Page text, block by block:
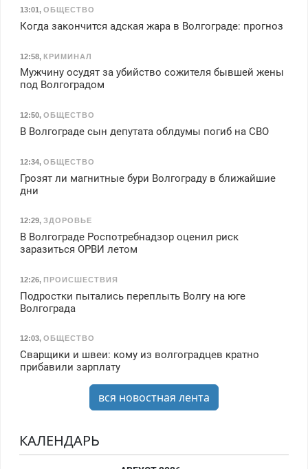
13:01, ОБЩЕСТВО
Когда закончится адская жара в Волгограде: прогноз
12:58, КРИМИНАЛ
Мужчину осудят за убийство сожителя бывшей жены
под Волгоградом
12:50, ОБЩЕСТВО
В Волгограде сын депутата облдумы погиб на СВО
12:34, ОБЩЕСТВО
Грозят ли магнитные бури Волгограду в ближайшие
дни
12:29, ЗДОРОВЬЕ
В Волгограде Роспотребнадзор оценил риск
заразиться ОРВИ летом
12:26, ПРОИСШЕСТВИЯ
Подростки пытались переплыть Волгу на юге
Волгограда
12:03, ОБЩЕСТВО
Сварщики и швеи: кому из волгоградцев кратно
прибавили зарплату
вся новостная лента
КАЛЕНДАРЬ